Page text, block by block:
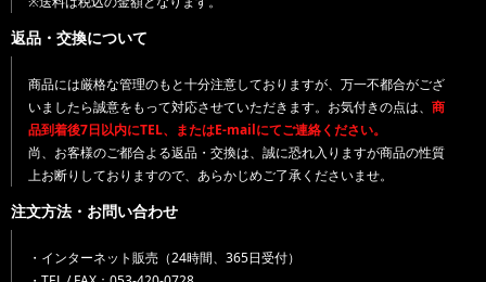
返品・交換について
商品には厳格な管理のもと十分注意しておりますが、万一不都合がござ
いましたら誠意をもって対応させていただきます。お気付きの点は、 商
品到着後7日以内にTEL、またはE-mailにてご連絡ください。
尚、お客様のご都合よる返品・交換は、誠に恐れ入りますが商品の性質
上お断りしておりますので、あらかじめご了承くださいませ。
注文方法・お問い合わせ
・インターネット販売（24時間、365日受付）